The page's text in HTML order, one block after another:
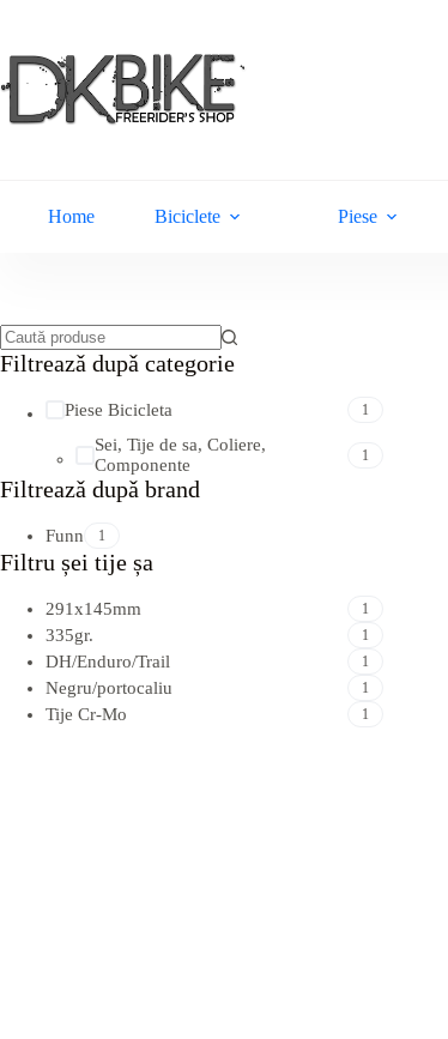
conținut
Home Biciclete Piese
Niciun
Filtreazǎ dupǎ categorie
Piese Bicicleta 1
Sei, Tije de sa, Coliere,
Componente
1
Filtreazǎ dupǎ brand
Funn 1
Filtru șei tije șa
291x145mm 1
335gr. 1
DH/Enduro/Trail 1
Negru/portocaliu 1
Tije Cr-Mo 1